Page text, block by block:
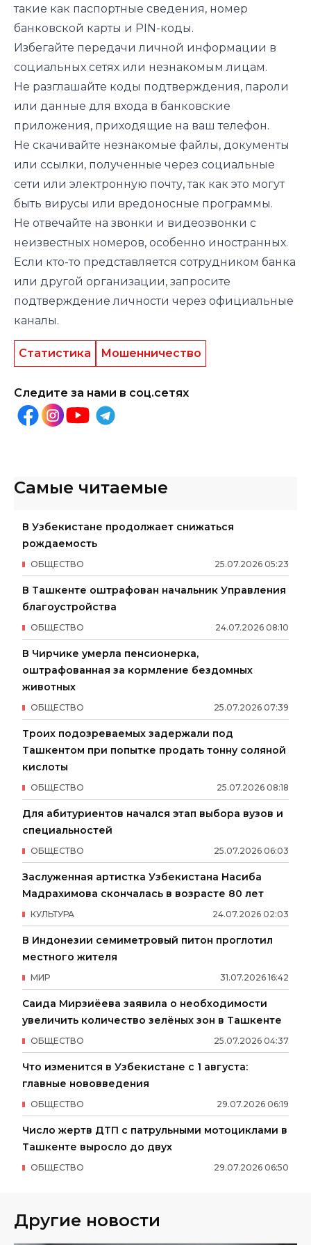
такие как паспортные сведения, номер
банковской карты и PIN-коды.
Избегайте передачи личной информации в
социальных сетях или незнакомым лицам.
Не разглашайте коды подтверждения, пароли
или данные для входа в банковские
приложения, приходящие на ваш телефон.
Не скачивайте незнакомые файлы, документы
или ссылки, полученные через социальные
сети или электронную почту, так как это могут
быть вирусы или вредоносные программы.
Не отвечайте на звонки и видеозвонки с
неизвестных номеров, особенно иностранных.
Если кто-то представляется сотрудником банка
или другой организации, запросите
подтверждение личности через официальные
каналы.
Статистика Мошенничество
Следите за нами в соц.сетях
Самые читаемые
В Узбекистане продолжает снижаться
рождаемость
25.07.2026 05:23
ОБЩЕСТВО
В Ташкенте оштрафован начальник Управления
благоустройства
24.07.2026 08:10
ОБЩЕСТВО
В Чирчике умерла пенсионерка,
оштрафованная за кормление бездомных
животных
25.07.2026 07:39
ОБЩЕСТВО
Троих подозреваемых задержали под
Ташкентом при попытке продать тонну соляной
кислоты
25.07.2026 08:18
ОБЩЕСТВО
Для абитуриентов начался этап выбора вузов и
специальностей
25.07.2026 06:03
ОБЩЕСТВО
Заслуженная артистка Узбекистана Насиба
Мадрахимова скончалась в возрасте 80 лет
24.07.2026 02:03
КУЛЬТУРА
В Индонезии семиметровый питон проглотил
местного жителя
31.07.2026 16:42
МИР
Саида Мирзиёева заявила о необходимости
увеличить количество зелёных зон в Ташкенте
25.07.2026 04:37
ОБЩЕСТВО
Что изменится в Узбекистане с 1 августа:
главные нововведения
29.07.2026 06:19
ОБЩЕСТВО
Число жертв ДТП с патрульными мотоциклами в
Ташкенте выросло до двух
29.07.2026 06:50
ОБЩЕСТВО
Другие новости